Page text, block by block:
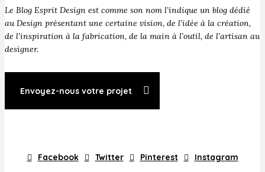
Le Blog Esprit Design est comme son nom l’indique un blog dédié
au Design présentant une certaine vision, de l’idée à la création,
de l’inspiration à la fabrication, de la main à l’outil, de l’artisan au
designer.
Envoyez-nous votre projet
Facebook Twitter Pinterest Instagram